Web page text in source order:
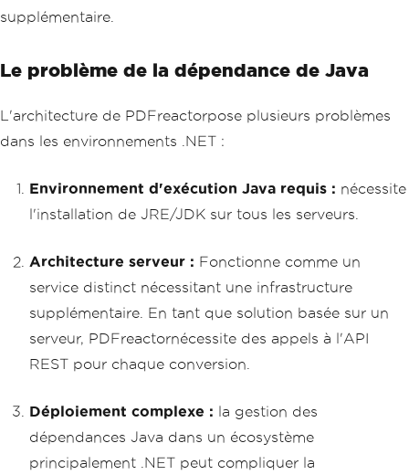
supplémentaire.
Le problème de la dépendance de Java
L'architecture de PDFreactorpose plusieurs problèmes
dans les environnements .NET :
Environnement d'exécution Java requis : nécessite
l'installation de JRE/JDK sur tous les serveurs.
Architecture serveur : Fonctionne comme un
service distinct nécessitant une infrastructure
supplémentaire. En tant que solution basée sur un
serveur, PDFreactornécessite des appels à l'API
REST pour chaque conversion.
Déploiement complexe : la gestion des
dépendances Java dans un écosystème
principalement .NET peut compliquer la